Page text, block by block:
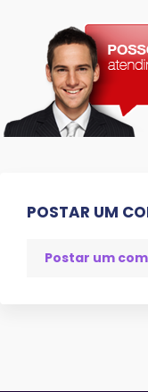
POSTAR UM
Postar um